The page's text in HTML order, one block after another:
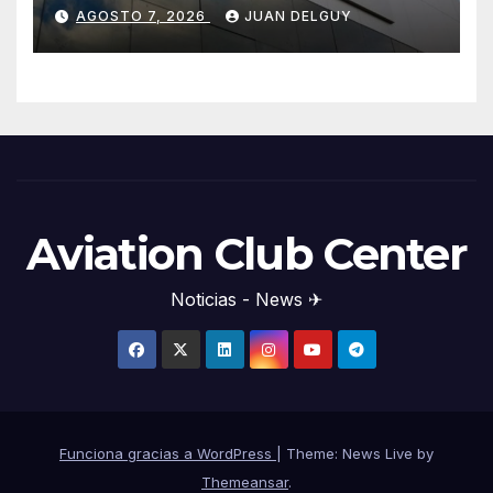
AGOSTO 7, 2026 JUAN DELGUY
Aviation Club Center
Noticias - News ✈
Funciona gracias a WordPress
Theme: News Live by
Themeansar.